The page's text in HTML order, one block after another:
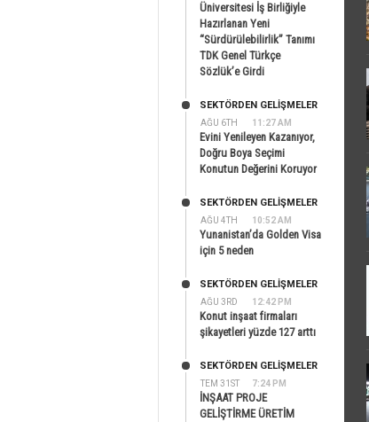
Üniversitesi İş Birliğiyle
Hazırlanan Yeni
“Sürdürülebilirlik” Tanımı
TDK Genel Türkçe
Sözlük’e Girdi
AĞU 6TH 11:27 AM
SEKTÖRDEN GELIŞMELER
Evini Yenileyen Kazanıyor,
Doğru Boya Seçimi
Konutun Değerini Koruyor
AĞU 4TH 10:52 AM
SEKTÖRDEN GELIŞMELER
Yunanistan’da Golden Visa
için 5 neden
AĞU 3RD 12:42 PM
SEKTÖRDEN GELIŞMELER
Konut inşaat firmaları
şikayetleri yüzde 127 arttı
TEM 31ST 7:24 PM
SEKTÖRDEN GELIŞMELER
İNŞAAT PROJE
GELİŞTİRME ÜRETİM